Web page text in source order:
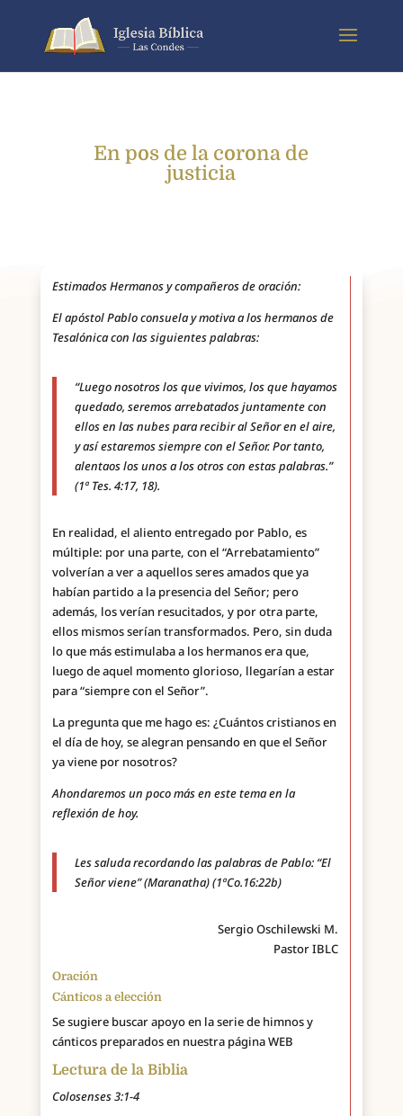
En pos de la corona de
justicia
Estimados Hermanos y compañeros de oración:
El apóstol Pablo consuela y motiva a los hermanos de
Tesalónica con las siguientes palabras:
“Luego nosotros los que vivimos, los que hayamos
quedado, seremos arrebatados juntamente con
ellos en las nubes para recibir al Señor en el aire,
y así estaremos siempre con el Señor. Por tanto,
alentaos los unos a los otros con estas palabras.”
(1ª Tes. 4:17, 18).
En realidad, el aliento entregado por Pablo, es
múltiple: por una parte, con el “Arrebatamiento”
volverían a ver a aquellos seres amados que ya
habían partido a la presencia del Señor; pero
además, los verían resucitados, y por otra parte,
ellos mismos serían transformados. Pero, sin duda
lo que más estimulaba a los hermanos era que,
luego de aquel momento glorioso, llegarían a estar
para “siempre con el Señor”.
La pregunta que me hago es: ¿Cuántos cristianos en
el día de hoy, se alegran pensando en que el Señor
ya viene por nosotros?
Ahondaremos un poco más en este tema en la
reflexión de hoy.
Les saluda recordando las palabras de Pablo: “El
Señor viene” (Maranatha) (1ªCo.16:22b)
Sergio Oschilewski M.
Pastor IBLC
Oración
Cánticos a elección
Se sugiere buscar apoyo en la serie de himnos y
cánticos preparados en nuestra página WEB
Lectura de la Biblia
Colosenses 3:1-4